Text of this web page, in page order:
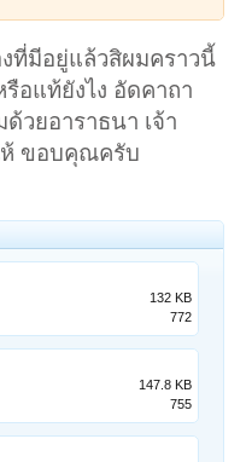
งที่มีอยู่แล้วสิผมคราวนี้
อแท้ยังไง อัดคาถา
วยอาราธนา เจ้า
ห้ ขอบคุณครับ
132 KB
772
147.8 KB
755